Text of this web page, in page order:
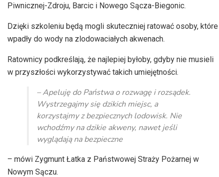
Piwnicznej-Zdroju, Barcic i Nowego Sącza-Biegonic.
Dzięki szkoleniu będą mogli skuteczniej ratować osoby, które
wpadły do wody na zlodowaciałych akwenach.
Ratownicy podkreślają, że najlepiej byłoby, gdyby nie musieli
w przyszłości wykorzystywać takich umiejętności.
– Apeluję do Państwa o rozwagę i rozsądek.
Wystrzegajmy się dzikich miejsc, a
korzystajmy z bezpiecznych lodowisk. Nie
wchodźmy na dzikie akweny, nawet jeśli
wyglądają na bezpieczne
– mówi Zygmunt Łatka z Państwowej Straży Pożarnej w
Nowym Sączu.